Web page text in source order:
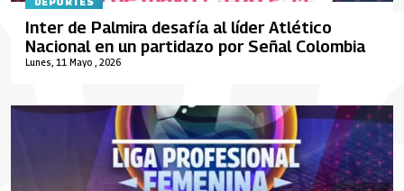
Lunes, 11 Mayo , 2026
Inter de Palmira desafía al líder Atlético
Nacional en un partidazo por Señal Colombia